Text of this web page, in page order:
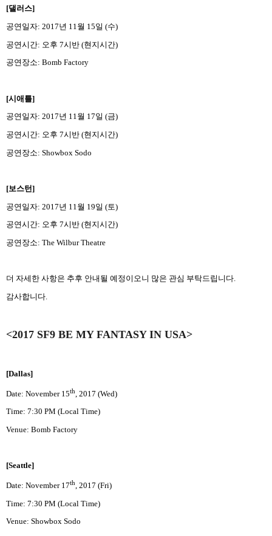
[댈러스]
공연일자: 2017년 11월 15일 (수)
공연시간: 오후 7시반 (현지시간)
공연장소: Bomb Factory
[시애틀]
공연일자: 2017년 11월 17일 (금)
공연시간: 오후 7시반 (현지시간)
공연장소: Showbox Sodo
[보스턴 ]
공연일자: 2017년 11 월 19일 (토)
공연시간: 오후 7시반 (현지시간)
공연장소: The Wilbur Theatre
더 자세한 사항은 추후 안내될 예정이오니 많은 관심 부탁드립니다.
감사합니다
<2017 SF9 BE MY FANTASY IN USA>
[Dallas]
Date: November 15th , 2017 (Wed)
Time: 7:30 PM (Local Time)
Venue: Bomb Factory
[Seattle]
Date: November 17th, 2017 (Fri)
Time: 7:30 PM (Local Time)
Venue: Showbox Sodo